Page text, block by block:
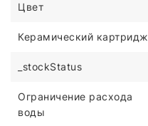
Цвет
Керамический картридж
_stockStatus
Ограничение расхода
воды